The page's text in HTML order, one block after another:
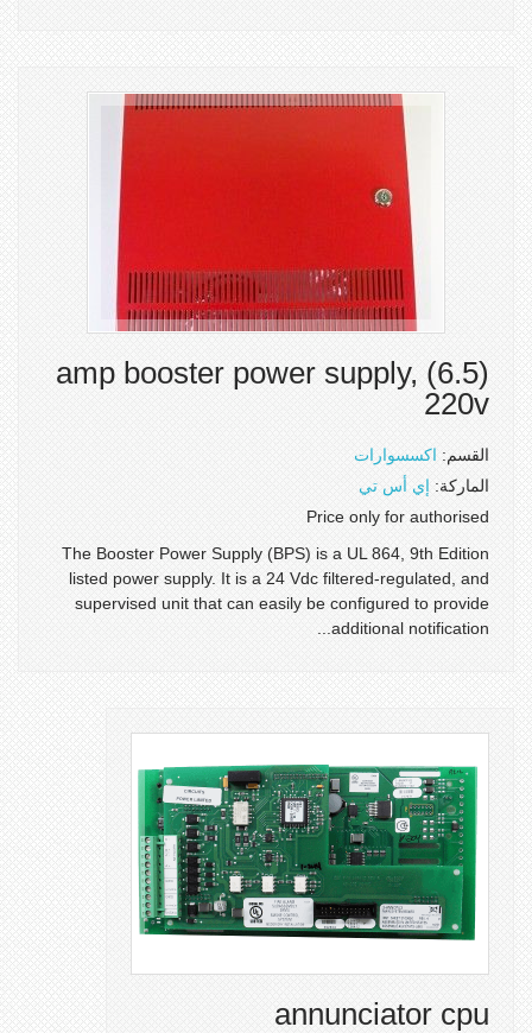
(6.5) amp booster power supply,
220v
القسم: اكسسوارات
الماركة: إي أس تي
Price only for authorised
The Booster Power Supply (BPS) is a UL 864, 9th Edition
listed power supply. It is a 24 Vdc filtered-regulated, and
supervised unit that can easily be configured to provide
additional notification...
annunciator cpu